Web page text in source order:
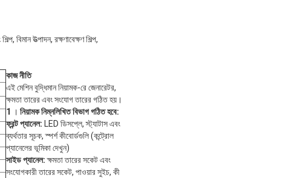
বিমান উত্পাদন, রক্ষণাবেক্ষণ শিল্প,
কাজ নীতি
এই মেশিন বুদ্ধিমান নিয়ামক-রে জেনারেটর,
ক্ষমতা তারের এবং সংযোগ তারের গঠিত হয়।
1
। নিয়ামক নিম্নলিখিত বিভাগ গঠিত হবে:
ফ্রন্ট প্যানেল: LED ডিসপ্লে, স্ট্যাটাস এবং
ব্যর্থতার সূচক, স্পর্শ কীবোর্ডগুলি (কন্ট্রোল
প্যানেলের ভূমিকা দেখুন)
সাইড প্যানেল:ক্ষমতা তারের সকেট এবং
সংযোগকারী তারের সকেট, পাওয়ার সুইচ, কী